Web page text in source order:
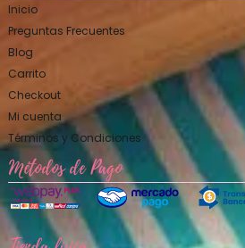
Inicio
Preguntas Frecuentes
Blog
Carrito
Checkout
Mi cuenta
Términos y Condiciones
Métodos de Pago